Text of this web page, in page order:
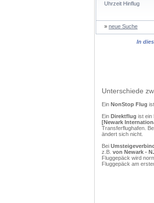
Uhrzeit Hinflug
» neue Suche
In
Unterschiede
Ein NonStop Flug
Ein Direktflug ist ein
[Newark
Transferflughafen.
ändert sich nicht.
Bei
z.B. von Newark -
Fluggepäck wird
Fluggepäck am